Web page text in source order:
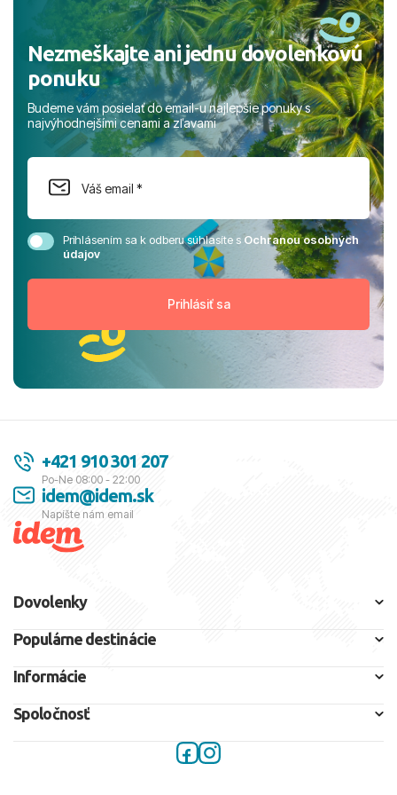
Nezmeškajte ani jednu dovolenkovú
ponuku
Budeme vám posielať do email-u najlepšie ponuky s
najvýhodnejšími cenami a zľavami
Prihlásením sa k odberu súhlasíte sOchranou osobných
údajov
+421 910 301 207
Po-Ne 08:00 - 22:00
idem@idem.sk
Napíšte nám email
Dovolenky
Populárne destinácie
Informácie
Spoločnosť